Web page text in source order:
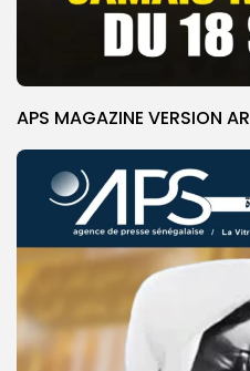
APS MAGAZINE VERSION AR